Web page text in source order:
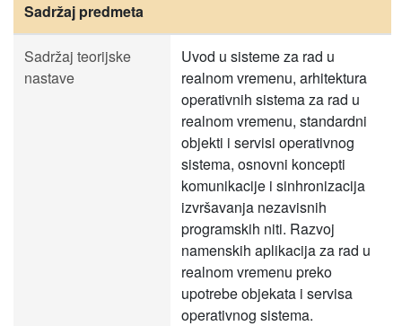
Sadržaj predmeta
Sadržaj teorijske
nastave
Uvod u sisteme za rad u
realnom vremenu, arhitektura
operativnih sistema za rad u
realnom vremenu, standardni
objekti i servisi operativnog
sistema, osnovni koncepti
komunikacije i sinhronizacija
izvršavanja nezavisnih
programskih niti. Razvoj
namenskih aplikacija za rad u
realnom vremenu preko
upotrebe objekata i servisa
operativnog sistema.